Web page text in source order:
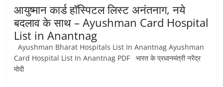
आयुष्मान कार्ड हॉस्पिटल लिस्ट अनंतनाग, नये
बदलाव के साथ – Ayushman Card Hospital
List in Anantnag
Ayushman Bharat Hospitals List In Anantnag Ayushman
Card Hospital List In Anantnag PDF भारत के प्रधानमंत्री नरेंद्र
मोदी